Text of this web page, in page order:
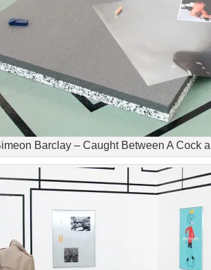
Barclay – Caught Between A Cock